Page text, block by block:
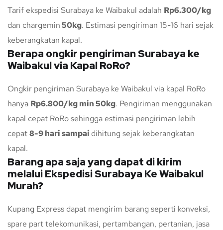
Tarif ekspedisi Surabaya ke Waibakul adalah Rp6.300/kg
dan chargemin50kg. Estimasi pengiriman 15-16 hari sejak
keberangkatan kapal.
Berapa ongkir pengiriman Surabaya ke
Waibakul via Kapal RoRo?
Ongkir pengiriman Surabaya ke Waibakul via kapal RoRo
hanya Rp6.800/kg min 50kg. Pengiriman menggunakan
kapal cepat RoRo sehingga estimasi pengiriman lebih
cepat8-9 hari sampai dihitung sejak keberangkatan
kapal.
Barang apa saja yang dapat di kirim
melalui Ekspedisi Surabaya Ke Waibakul
Murah?
Kupang Express dapat mengirim barang seperti konveksi,
spare part telekomunikasi, pertambangan, pertanian, jasa